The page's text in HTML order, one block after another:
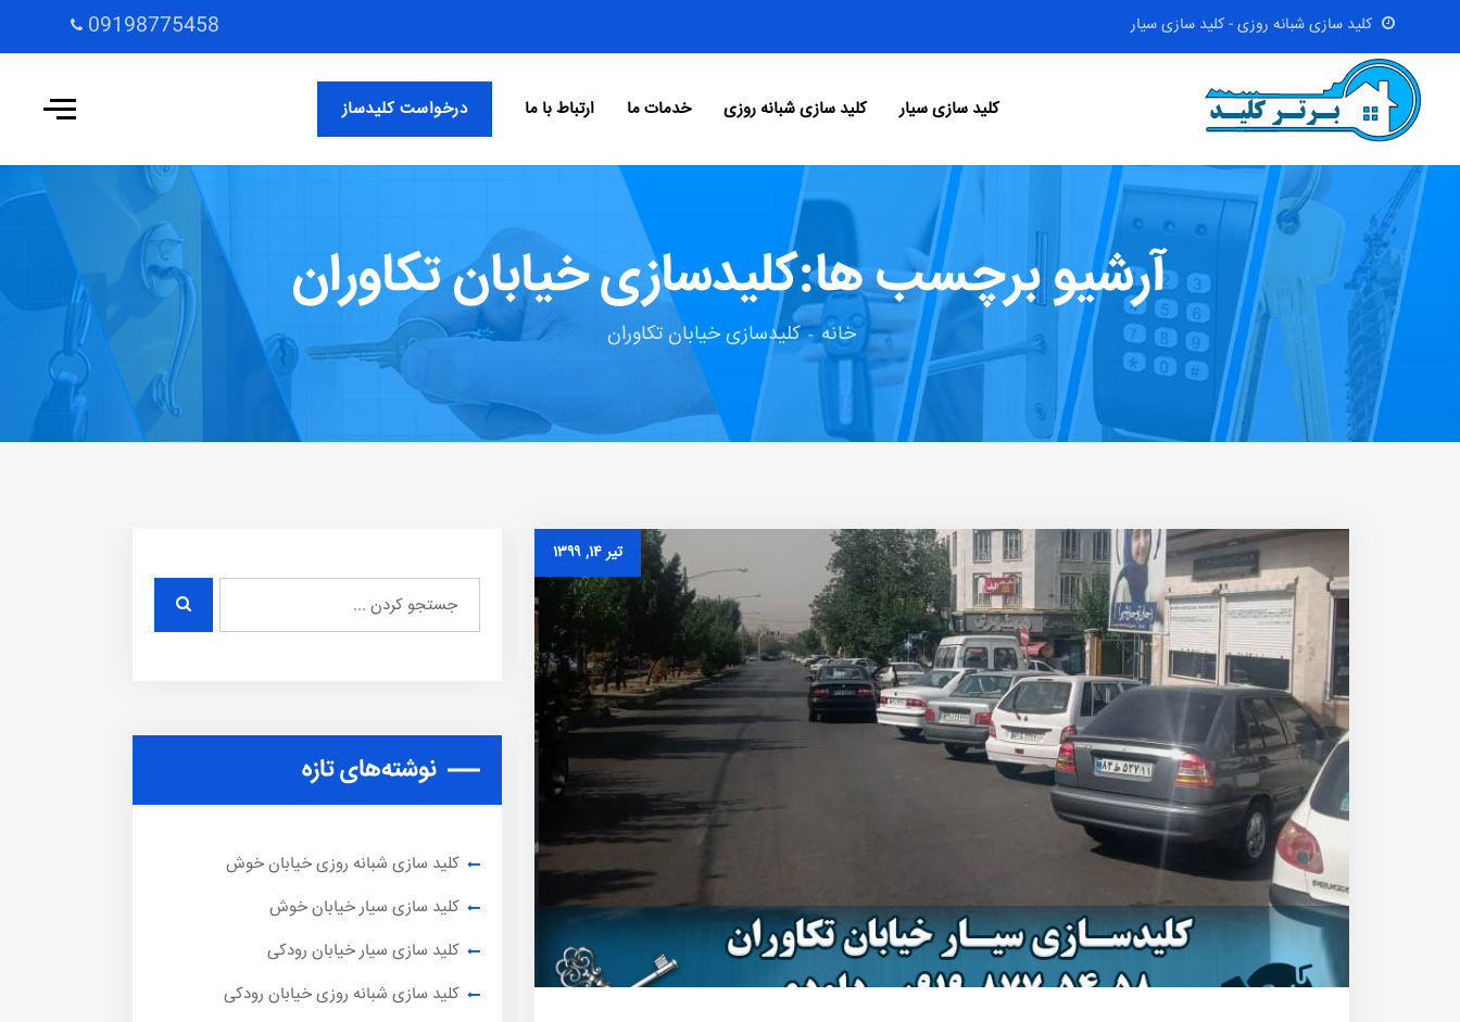
کلید سازی شبانه روزی - کلید سازی سیار 09198775458
کلید سازی سیار کلید سازی شبانه روزی خدمات ما ارتباط با ما درخواست کلیدساز
آرشیو برچسب ها:کلیدسازی خیابان تکاوران
خانه کلیدسازی خیابان تکاوران
تیر ۱۴, ۱۳۹۹
نوشته‌های تازه
کلید سازی شبانه روزی خیابان خوش
کلید سازی سیار خیابان خوش
کلید سازی سیار خیابان رودکی
کلید سازی شبانه روزی خیابان رودکی